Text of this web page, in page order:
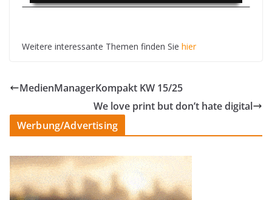
Weitere interessante Themen finden Sie hier
MedienManagerKompakt KW 15/25
We love print but don’t hate digital
Werbung/Advertising